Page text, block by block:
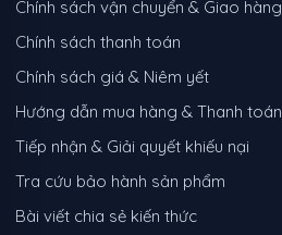
Chính sách vận chuyển & Giao hàng
Chính sách thanh toán
Chính sách giá & Niêm yết
Hướng dẫn mua hàng & Thanh toán
Tiếp nhận & Giải quyết khiếu nại
Tra cứu bảo hành sản phẩm
Bài viết chia sẻ kiến thức